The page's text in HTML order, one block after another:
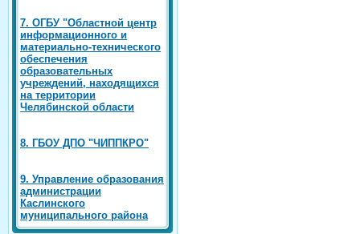
7. ОГБУ "Областной центр
информационного и
материально-технического
обеспечения
образовательных
учреждений, находящихся
на территории
Челябинской области
8. ГБОУ ДПО "ЧИППКРО"
9. Управление образования
администрации
Каслинского
муниципального района